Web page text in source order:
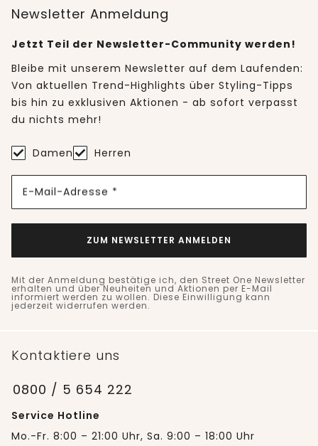
Newsletter Anmeldung
Jetzt Teil der Newsletter-Community werden!
Bleibe mit unserem Newsletter auf dem Laufenden:
Von aktuellen Trend-Highlights über Styling-Tipps
bis hin zu exklusiven Aktionen - ab sofort verpasst
du nichts mehr!
Damen Herren
E-Mail-Adresse *
ZUM NEWSLETTER ANMELDEN
Mit der Anmeldung bestätige ich, den Street One Newsletter
erhalten und über Neuheiten und Aktionen per E-Mail
informiert werden zu wollen. Diese Einwilligung kann
jederzeit widerrufen werden.
Kontaktiere uns
0800 / 5 654 222
Service Hotline
Mo.-Fr. 8:00 – 21:00 Uhr, Sa. 9:00 – 18:00 Uhr